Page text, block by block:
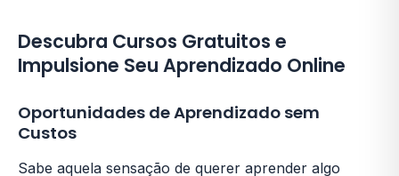
Descubra Cursos Gratuitos e
Impulsione Seu Aprendizado Online
Oportunidades de Aprendizado sem
Custos
Sabe aquela sensação de querer aprender algo